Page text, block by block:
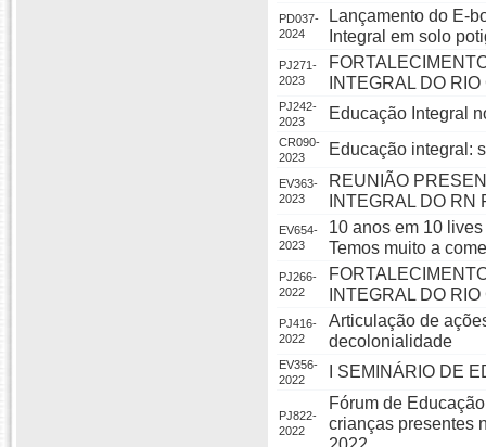
PD037-
2024
Lançamento do E-
Integral em solo
PJ271-
2023
INTEGRAL DO
PJ242-
2023
Educação Integral
CR090-
2023
Educação integral:
EV363-
2023
REUNIÃO
INTEGRAL DO RN
EV654-
2023
10 anos em 10
Temos muito a
PJ266-
2022
INTEGRAL DO
PJ416-
2022
Articulação de
decolonialidade
EV356-
2022
I SEMINÁRIO DE
PJ822-
2022
Fórum de
crianças presentes